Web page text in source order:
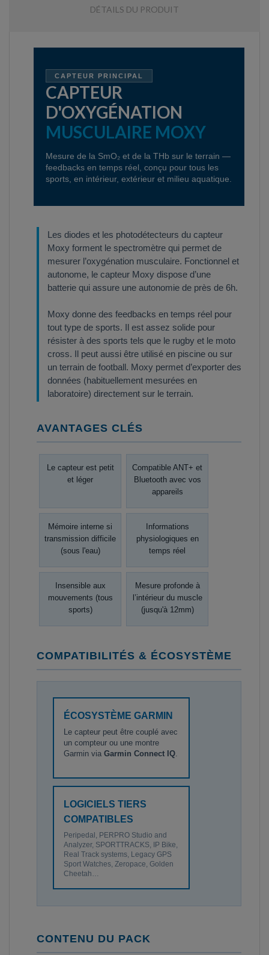
DÉTAILS DU PRODUIT
CAPTEUR PRINCIPAL
CAPTEUR
D'OXYGÉNATION
MUSCULAIRE MOXY
Mesure de la SmO₂ et de la THb sur le terrain —
feedbacks en temps réel, conçu pour tous les
sports, en intérieur, extérieur et milieu aquatique.
Les diodes et les photodétecteurs du capteur
Moxy forment le spectromètre qui permet de
mesurer l’oxygénation musculaire. Fonctionnel et
autonome, le capteur Moxy dispose d’une
batterie qui assure une autonomie de près de 6h.
Moxy donne des feedbacks en temps réel pour
tout type de sports. Il est assez solide pour
résister à des sports tels que le rugby et le moto
cross. Il peut aussi être utilisé en piscine ou sur
un terrain de football. Moxy permet d’exporter des
données (habituellement mesurées en
laboratoire) directement sur le terrain.
AVANTAGES CLÉS
Le capteur est petit
et léger
Compatible ANT+ et
Bluetooth avec vos
appareils
Mémoire interne si
transmission difficile
(sous l'eau)
Informations
physiologiques en
temps réel
Insensible aux
mouvements (tous
sports)
Mesure profonde à
l’intérieur du muscle
(jusqu'à 12mm)
COMPATIBILITÉS & ÉCOSYSTÈME
ÉCOSYSTÈME GARMIN
Le capteur peut être couplé avec
un compteur ou une montre
Garmin via Garmin Connect IQ
LOGICIELS TIERS
COMPATIBLES
Peripedal, PERPRO Studio and
Analyzer, SPORTTRACKS, IP Bike,
Real Track systems, Legacy GPS
Sport Watches, Zeropace, Golden
Cheetah…
CONTENU DU PACK